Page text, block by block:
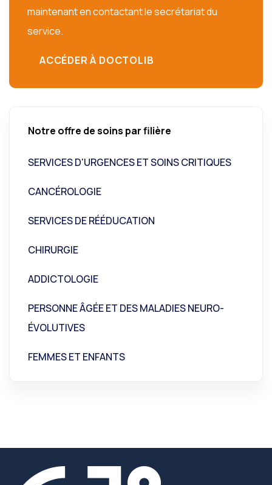
maintenant en contactant le secrétariat du
service.
ACCÉDER À DOCTOLIB
Notre offre de soins par filière
SERVICES D'URGENCES ET SOINS CRITIQUES
CANCÉROLOGIE
SERVICES DE RÉÉDUCATION
CHIRURGIE
ADDICTOLOGIE
PERSONNE ÂGÉE ET DES MALADIES NEURO-
ÉVOLUTIVES
FEMMES ET ENFANTS